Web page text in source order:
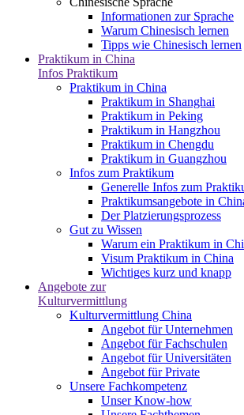
Informationen zur Sprache
Warum Chinesisch lernen
Tipps wie Chinesisch lernen
Praktikum in China
Infos Praktikum
Praktikum in China
Praktikum in Shanghai
Praktikum in Peking
Praktikum in Hangzhou
Praktikum in Chengdu
Praktikum in Guangzhou
Infos zum Praktikum
Generelle Infos zum
Praktikumsangebote in
Der Platzierungsprozess
Gut zu Wissen
Warum ein Praktikum in
Visum Praktikum in China
Wichtiges kurz und knapp
Angebote zur
Kulturvermittlung
Kulturvermittlung China
Angebot für Unternehmen
Angebot für Fachschulen
Angebot für Universitäten
Angebot für Private
Unsere Fachkompetenz
Unser Know-how